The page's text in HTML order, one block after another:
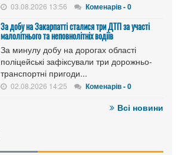
03.08.2026 13:56 Коменарів - 0
За добу на Закарпатті сталися три ДТП за участі
малолітнього та неповнолітніх водіїв
За минулу добу на дорогах області
поліцейські зафіксували три дорожньо-
транспортні пригоди...
02.08.2026 14:25 Коменарів - 0
Всі новини